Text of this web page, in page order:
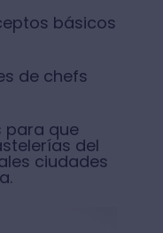
básicos
de chefs
para que
del
ciudades